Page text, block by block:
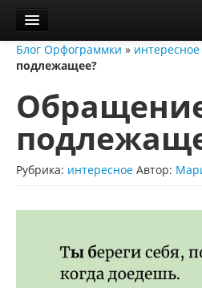
Орфограммка
Блог
О нас
Контакты
Справка
Диктанты
Блог Орфограммки » интересное
подлежащее?
Рубрика: интересное Автор: